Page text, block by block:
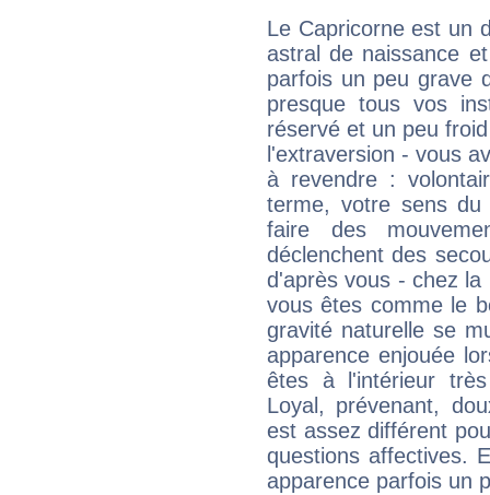
Le Capricorne est un
astral de naissance
parfois un peu grave
presque tous vos
réservé et un peu
l'extraversion - vous
à revendre :
terme, votre sens
faire des
déclenchent des
d'après vous - chez
vous êtes comme le
gravité naturelle se
apparence enjouée
êtes à l'intérieur
Loyal, prévenant,
est assez différent
questions affectives.
apparence parfois un